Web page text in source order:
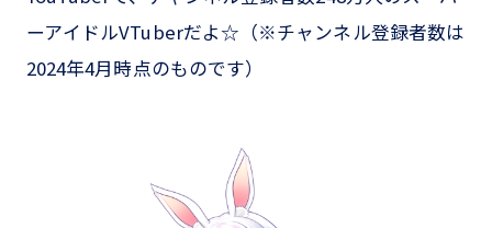
ーアイドルVTuberだよ☆（※チャンネル登録者数は
2024年4月時点のものです）